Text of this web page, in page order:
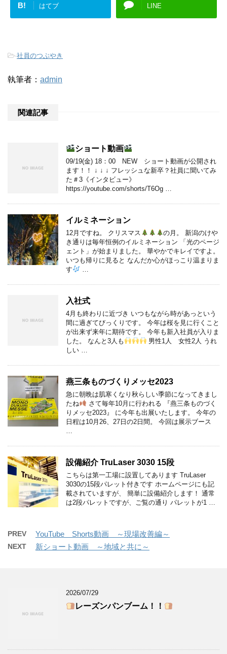
B! はてブ LINE
-社員のつぶやき
執筆者： admin
関連記事
ショート動画
09/19(金) 18：00 NEW ショート動画が公開され
ます！！ ↓ ↓ ↓ フレッシュな新卒？社員に聞いてみ
た＃3《インタビュー》
https://youtube.com/shorts/T6Og …
イルミネーション
12月ですね。 クリスマス
の月。 新潟のけや
き通りは毎年恒例のイルミネーション 「光のページ
ェント」が始まりました。 華やかでキレイですよ。
いつも帰りに見ると なんだか心がほっこり温まりま
す
入社式
4月も終わりに近づき いつもながら時があっという
間に過ぎてびっくりです。 今年は桜を見に行くこと
が出来ず来年に期待です。 今年も新入社員が入りま
した。 なんと3人も
男性1人 女性2人 うれ
しい …
燕三条ものづくりメッセ2023
急に朝晩は肌寒くなり秋らしい季節になってきまし
たね
さて毎年10月に行われる 『燕三条ものづく
りメッセ2023』 に今年も出展いたします。 今年の
日程は10月26、27日の2日間。 今回は展示ブース
設備紹介 TruLaser 3030 15段
こちらは第一工場に設置してあります TruLaser
3030の15段パレット付きです ホームページにも記
載されていますが、 簡単に設備紹介します！ 通常
は2段パレットですが、ご覧の通り パレットが1 …
PREV YouTube Shorts動画 ～現場改善編～
NEXT 新ショート動画 ～地域と共に～
2026/07/29
レーズンパンブーム！！